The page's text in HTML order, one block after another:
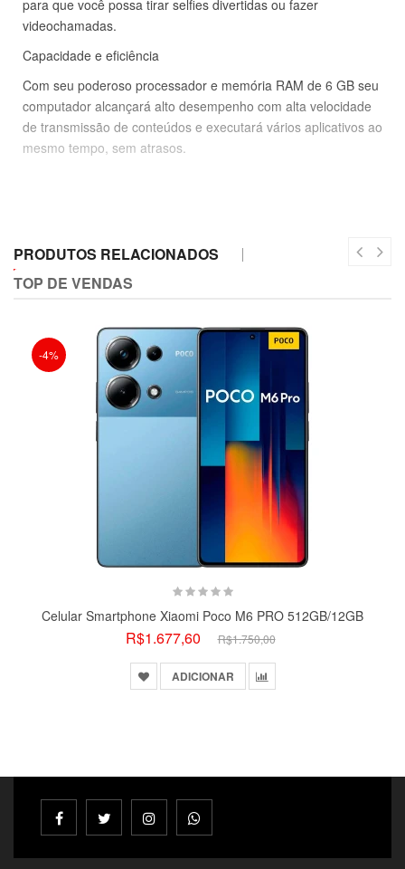
para que você possa tirar selfies divertidas ou fazer
videochamadas.
Capacidade e eficiência
Com seu poderoso processador e memória RAM de 6 GB seu
computador alcançará alto desempenho com alta velocidade
de transmissão de conteúdos e executará vários aplicativos ao
mesmo tempo, sem atrasos.
sua equipe. Você pode escolher entre o sensor de impressão
digital para ativar seu telefone com um toque, ou o
Vida útil da bateria mais longa
Desconecte-se! Com a super bateria de 5000 mAh você terá
energia por muito mais tempo para jogar, assistir séries ou
Grande capacidade de armazenamento
Com sua memória interna de 128 GB você poderá armazenar
arquivos e aplicativos grandes sem ter que carregá-los para a
nuvem e aproveitar seus momentos off-line para desfrutá-los
PRODUTOS RELACIONADOS
TOP DE VENDAS
-4%
Celular Smartphone Xiaomi Poco M6 PRO 512GB/12GB
R$1.677,60 R$1.750,00
ADICIONAR